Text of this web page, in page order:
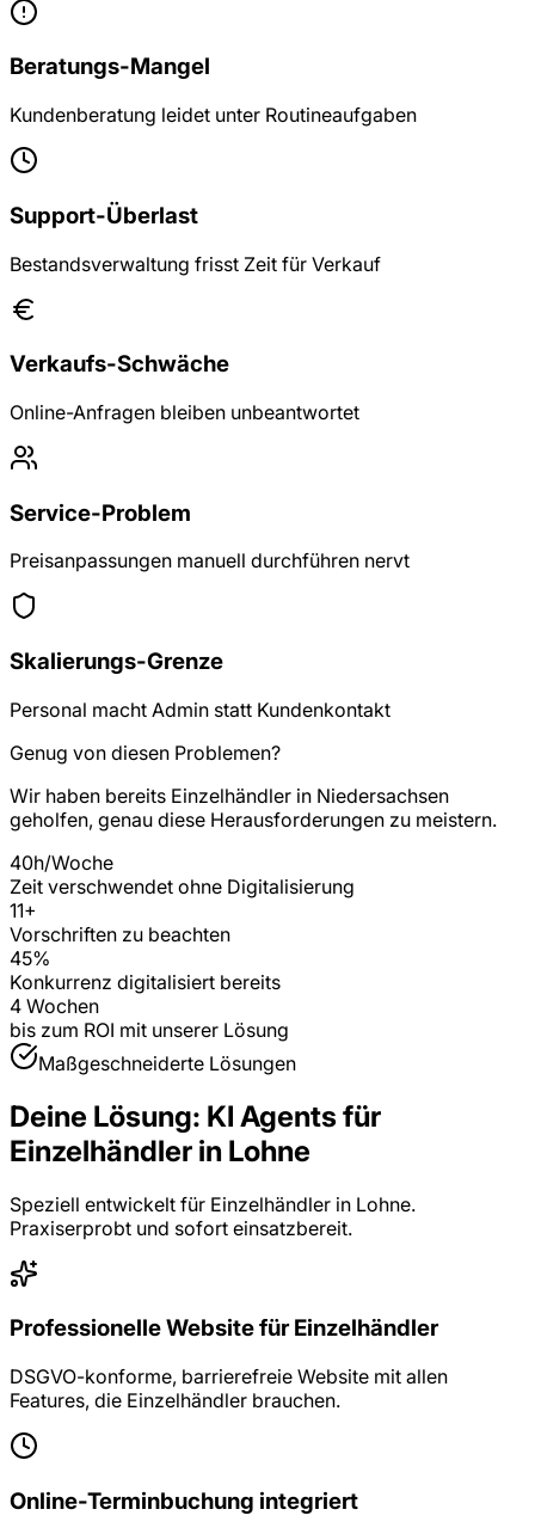
Beratungs-Mangel
Kundenberatung leidet unter Routineaufgaben
Support-Überlast
Bestandsverwaltung frisst Zeit für Verkauf
Verkaufs-Schwäche
Online-Anfragen bleiben unbeantwortet
Service-Problem
Preisanpassungen manuell durchführen nervt
Skalierungs-Grenze
Personal macht Admin statt Kundenkontakt
Genug von diesen Problemen?
Wir haben bereits Einzelhändler in Niedersachsen
geholfen, genau diese Herausforderungen zu meistern.
40h/Woche
Zeit verschwendet ohne Digitalisierung
11+
Vorschriften zu beachten
45%
Konkurrenz digitalisiert bereits
4 Wochen
bis zum ROI mit unserer Lösung
Maßgeschneiderte Lösungen
Deine Lösung: KI Agentsfür
Einzelhändler in Lohne
Speziell entwickelt für Einzelhändler in Lohne.
Praxiserprobt und sofort einsatzbereit.
Professionelle Website für Einzelhändler
DSGVO-konforme, barrierefreie Website mit allen
Features, die Einzelhändler brauchen.
Online-Terminbuchung integriert